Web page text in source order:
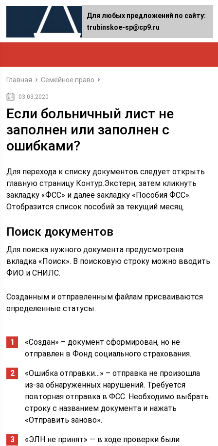
Главная Семейное право
03.03.2020
Если больничный лист не
заполнен или заполнен с
ошибками?
Для перехода к списку документов следует открыть
главную страницу Контур.Экстерн, затем кликнуть
закладку «ФСС» и далее закладку «Пособия ФСС».
Отобразится список пособий за текущий месяц.
Поиск документов
Для поиска нужного документа предусмотрена
вкладка «Поиск». В поисковую строку можно вводить
ФИО и СНИЛС.
Созданным и отправленным файлам присваиваются
определенные статусы:
«Создан» – документ сформирован, но не
отправлен в Фонд социального страхования.
«Ошибка отправки…» – отправка не произошла
из-за обнаруженных нарушений. Требуется
повторная отправка в ФСС. Необходимо выбрать
строку с названием документа и нажать
«Отправить заново».
«ЭЛН не принят» — в ходе проверки были
Для любых предложений по сайту:
trubinskoe-sp@cp9.ru